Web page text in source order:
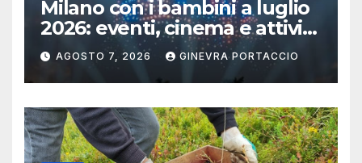
Milano con i bambini a luglio
2026: eventi, cinema e attività
per famiglie
AGOSTO 7, 2026 GINEVRA PORTACCIO